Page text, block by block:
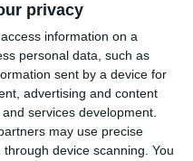
privacy
information on a
personal data, such as
sent by a device for
advertising and content
services development.
may use precise
device scanning. You
cifră de afaceri de
lei, la 55 de angajați,
lei.
la data de 15